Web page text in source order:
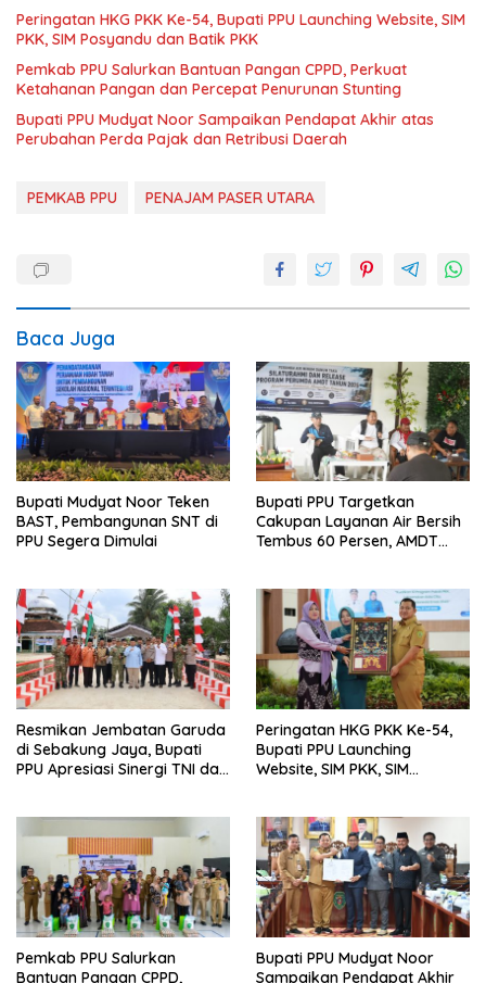
Peringatan HKG PKK Ke-54, Bupati PPU Launching Website, SIM
PKK, SIM Posyandu dan Batik PKK
Pemkab PPU Salurkan Bantuan Pangan CPPD, Perkuat
Ketahanan Pangan dan Percepat Penurunan Stunting
Bupati PPU Mudyat Noor Sampaikan Pendapat Akhir atas
Perubahan Perda Pajak dan Retribusi Daerah
PEMKAB PPU PENAJAM PASER UTARA
Baca Juga
Bupati Mudyat Noor Teken
BAST, Pembangunan SNT di
PPU Segera Dimulai
Bupati PPU Targetkan
Cakupan Layanan Air Bersih
Tembus 60 Persen, AMDT
Resmikan Jembatan Garuda
di Sebakung Jaya, Bupati
PPU Apresiasi Sinergi TNI dan
Peringatan HKG PKK Ke-54,
Bupati PPU Launching
Website, SIM PKK, SIM
Pemkab PPU Salurkan
Bantuan Pangan CPPD,
Bupati PPU Mudyat Noor
Sampaikan Pendapat Akhir